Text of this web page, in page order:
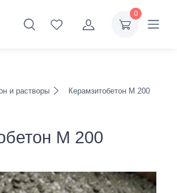
0
и растворы Керамзитобетон М 200
М 200